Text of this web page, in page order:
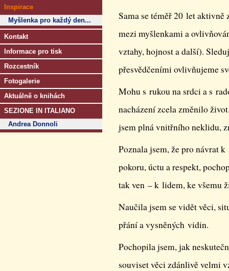
Inspirace
Myšlenka pro každý den...
Kontakt
Informace pro tisk
Rozcestník
Fotogalerie
Aktuálně o knihách
SEZIONE IN ITALIANO
Andrea Donnoli
Sama se téměř 20 let
mezi myšlenkami a
vztahy, hojnost a další).
přesvědčeními ovlivňujeme
Mohu s rukou na srdci a s
nacházení zcela změnilo
jsem plná vnitřního neklidu,
Poznala jsem, že pro návrat
pokoru, úctu a respekt,
tak ven – k lidem, ke všemu
Naučila jsem se vidět věci,
přání a vysněných vidin.
Pochopila jsem, jak
souviset věci zdánlivě velmi